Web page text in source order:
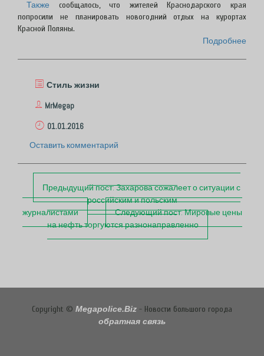
Также сообщалось, что жителей Краснодарского края
попросили не планировать новогодний отдых на курортах
Красной Поляны.
Подробнее
Стиль жизни
MrMegap
01.01.2016
Оставить комментарий
П
о
с
т
и
гац
Предыдущий пост:Захарова сожалеет о ситуации с
российским и польским
журналистами
Следующий пост:Мировые цены
на нефть торгуются разнонаправленно
Copyright © Megapolice.Biz - Новости большого города
обратная связь